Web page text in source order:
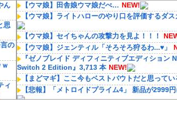
ん
思
の
ィ
【ウマ娘】田舎娘ウマ娘だべ… NEW!
【ウマ娘】ライトハローのやり口を評価するダス
【ウマ娘】セイちゃんの攻撃力を見よ！！！
【ウマ娘】ジェンティル「そろそろ狩るわ...♥」
『ゼノブレイド ディフィニティブエディション
Switch 2 Edition』3,713 本 NEW!
【まどマギ】ここ今もベストバウトだと思ってい
【悲報】「メトロイドプライム4」 新品が2999